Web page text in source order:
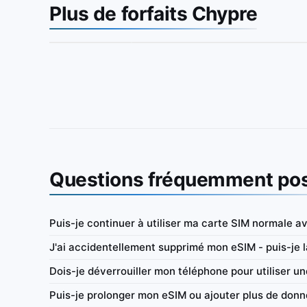
Plus de forfaits Chypre
en haut débit par jour,
4G/LTE/5G
Europe
IbiPoint Unlimited Flex · eSIM prépayée (données
uniquement) avec 300MB de données en haut
300MB 384 Kbit/s
Questions fréquemment
Puis-je continuer à utiliser ma carte SIM normale
J'ai accidentellement supprimé mon eSIM - puis-je
Dois-je déverrouiller mon téléphone pour utiliser
Puis-je prolonger mon eSIM ou ajouter plus de